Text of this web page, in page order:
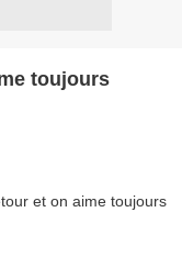
toujours